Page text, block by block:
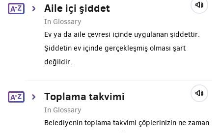
Aile içi şiddet
In Glossary
Ev ya da aile çevresi içinde uygulanan şiddettir.
Şiddetin ev içinde gerçekleşmiş olması şart
değildir.
Toplama takvimi
In Glossary
Belediyenin toplama takvimi çöplerinizin ne zaman